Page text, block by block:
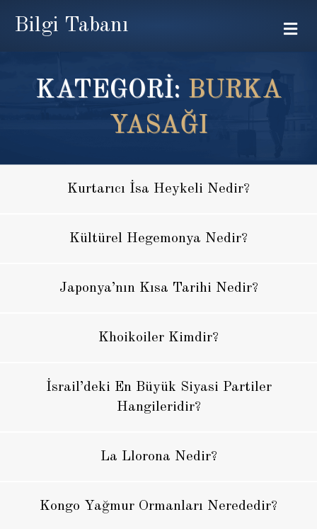
Bilgi Tabanı
KATEGORİ: BURKA
YASAĞI
Kurtarıcı İsa Heykeli Nedir?
Kültürel Hegemonya Nedir?
Japonya’nın Kısa Tarihi Nedir?
Khoikoiler Kimdir?
İsrail’deki En Büyük Siyasi Partiler
Hangileridir?
La Llorona Nedir?
Kongo Yağmur Ormanları Nerededir?